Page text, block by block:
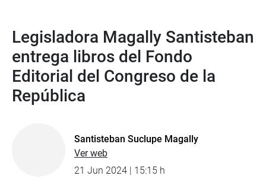
Legisladora Magally Santisteban
entrega libros del Fondo
Editorial del Congreso de la
República
Santisteban Suclupe Magally
Ver web
21 Jun 2024 | 15:15 h